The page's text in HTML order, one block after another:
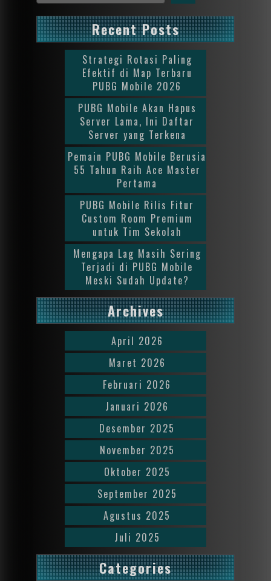
Recent Posts
Strategi Rotasi Paling
Efektif di Map Terbaru
PUBG Mobile 2026
PUBG Mobile Akan Hapus
Server Lama, Ini Daftar
Server yang Terkena
Pemain PUBG Mobile Berusia
55 Tahun Raih Ace Master
Pertama
PUBG Mobile Rilis Fitur
Custom Room Premium
untuk Tim Sekolah
Mengapa Lag Masih Sering
Terjadi di PUBG Mobile
Meski Sudah Update?
Archives
April 2026
Maret 2026
Februari 2026
Januari 2026
Desember 2025
November 2025
Oktober 2025
September 2025
Agustus 2025
Juli 2025
Categories